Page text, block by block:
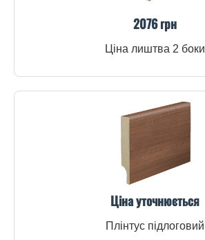
2076 грн
Ціна лиштва 2 боки
Ціна уточнюється
Плінтус підлоговий